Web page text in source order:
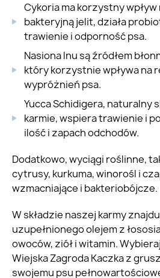
Cykoria ma korzystny
bakteryjną jelit, działa
trawienie i odporność psa.
Nasiona lnu są źródłem
który korzystnie wpływa na
wypróżnień psa.
Yucca Schidigera, naturalny
karmie, wspiera trawienie i
ilość i zapach odchodów.
Dodatkowo, wyciągi roślinne,
cytrusy, kurkuma, winorośl i
wzmacniające i bakteriobójcze.
W składzie naszej karmy
uzupełnionego olejem z
owoców, ziół i witamin.
Wiejska Zagroda Kaczka z
swojemu psu